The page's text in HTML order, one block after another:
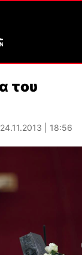
του
24.11.2013 | 18:56